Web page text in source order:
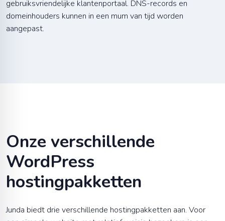
gebruiksvriendelijke klantenportaal. DNS-records en
domeinhouders kunnen in een mum van tijd worden
aangepast.
Onze verschillende
WordPress
hostingpakketten
Junda biedt drie verschillende hostingpakketten aan. Voor